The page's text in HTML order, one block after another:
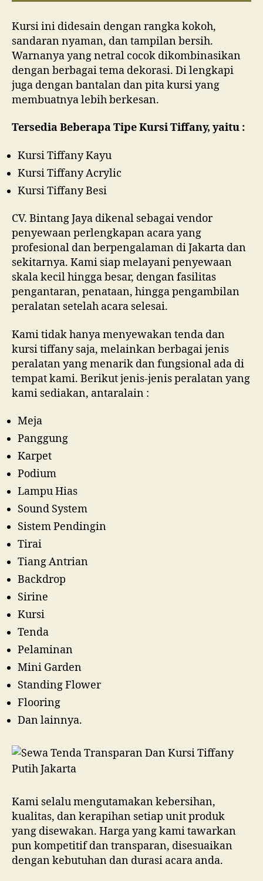
Kursi ini didesain dengan rangka kokoh,
sandaran nyaman, dan tampilan bersih.
Warnanya yang netral cocok dikombinasikan
dengan berbagai tema dekorasi. Di lengkapi
juga dengan bantalan dan pita kursi yang
membuatnya lebih berkesan.
Tersedia Beberapa Tipe Kursi Tiffany, yaitu :
Kursi Tiffany Kayu
Kursi Tiffany Acrylic
Kursi Tiffany Besi
CV. Bintang Jaya dikenal sebagai vendor
penyewaan perlengkapan acara yang
profesional dan berpengalaman di Jakarta dan
sekitarnya. Kami siap melayani penyewaan
skala kecil hingga besar, dengan fasilitas
pengantaran, penataan, hingga pengambilan
peralatan setelah acara selesai.
Kami tidak hanya menyewakan tenda dan
kursi tiffany saja, melainkan berbagai jenis
peralatan yang menarik dan fungsional ada di
tempat kami. Berikut jenis-jenis peralatan yang
kami sediakan, antaralain :
Meja
Panggung
Karpet
Podium
Lampu Hias
Sound System
Sistem Pendingin
Tirai
Tiang Antrian
Backdrop
Sirine
Kursi
Tenda
Pelaminan
Mini Garden
Standing Flower
Flooring
Dan lainnya.
Kami selalu mengutamakan kebersihan,
kualitas, dan kerapihan setiap unit produk
yang disewakan. Harga yang kami tawarkan
pun kompetitif dan transparan, disesuaikan
dengan kebutuhan dan durasi acara anda.